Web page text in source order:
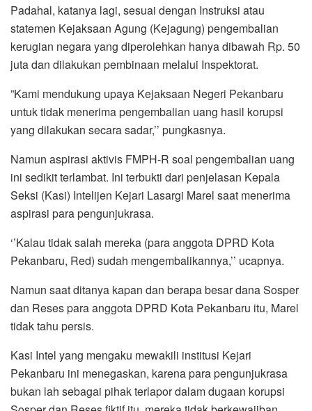
Padahal, katanya lagi, sesuai dengan Instruksi atau
statemen Kejaksaan Agung (Kejagung) pengembalian
kerugian negara yang diperolehkan hanya dibawah Rp. 50
juta dan dilakukan pembinaan melalui Inspektorat.
”Kami mendukung upaya Kejaksaan Negeri Pekanbaru
untuk tidak menerima pengembalian uang hasil korupsi
yang dilakukan secara sadar,’’ pungkasnya.
Namun aspirasi aktivis FMPH-R soal pengembalian uang
ini sedikit terlambat. Ini terbukti dari penjelasan Kepala
Seksi (Kasi) Intelijen Kejari Lasargi Marel saat menerima
aspirasi para pengunjukrasa.
‘’Kalau tidak salah mereka (para anggota DPRD Kota
Pekanbaru, Red) sudah mengembalikannya,’’ ucapnya.
Namun saat ditanya kapan dan berapa besar dana Sosper
dan Reses para anggota DPRD Kota Pekanbaru itu, Marel
tidak tahu persis.
Kasi Intel yang mengaku mewakili institusi Kejari
Pekanbaru ini menegaskan, karena para pengunjukrasa
bukan lah sebagai pihak terlapor dalam dugaan korupsi